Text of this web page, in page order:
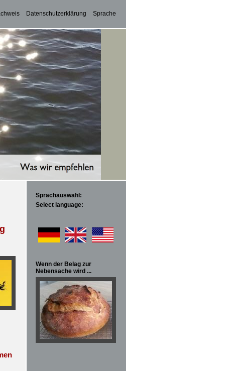
Datenschutzerklärung Sprache
Sprachauswahl:
Select language:
Wenn der Belag zur
Nebensache wird ...